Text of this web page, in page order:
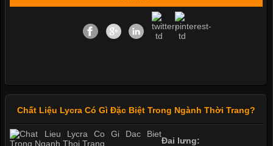
Chất Liệu Lycra Có Gì Đặc Biệt Trong Ngành Thời Trang?
Đai lưng: